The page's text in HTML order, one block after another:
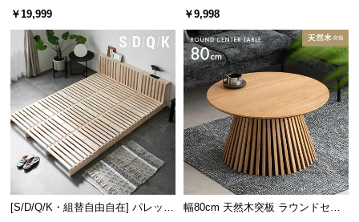
通気性が重要な理由
人は寝ている間に500mlペットボト
ル1本分の水分を体温調節のために
失っていると言われています。布団
は通気性の良さが重要です。
マットレスにも最適
フローリングに直置きすると結露によるカビが発生
しやすいマットレスも、手軽に湿気対策ができま
レーム ダイニング 大理石調 4人掛
￥19,999
ズシェルチェア
￥9,998
[S/D/Q/K・組替自由自在] パレット
幅80cm 天然木突板 ラウンドセン